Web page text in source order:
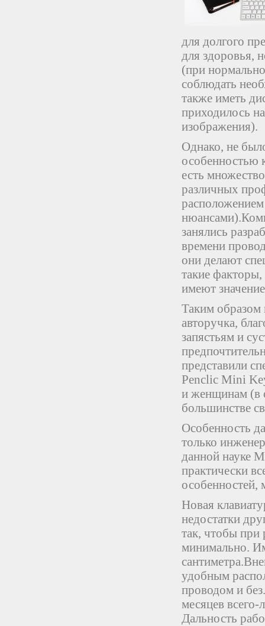
для долгого
для здоровья,
(при
соблюдать
также иметь
приходилось
изображения).
Однако, не
особенностью
есть
различных
занялись
времени
они делают
такие
имеют
Таким образом
авторучка,
запястьям и
представили
Penclic Mini
и женщинам (в
большинстве
Особенность
только
данной науке
практически
Новая
недостатки
так, чтобы при
минимально.
удобным
проводом и
месяцев всего-
Дальность